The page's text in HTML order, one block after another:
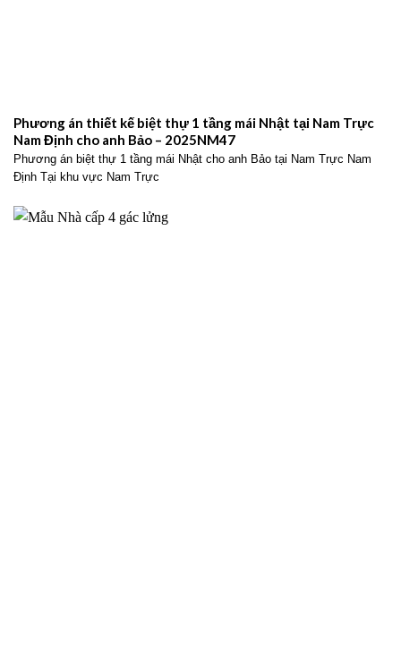
Phương án thiết kế biệt thự 1 tầng mái Nhật tại Nam Trực
Nam Định cho anh Bảo – 2025NM47
Phương án biệt thự 1 tầng mái Nhật cho anh Bảo tại Nam Trực Nam
Định Tại khu vực Nam Trực